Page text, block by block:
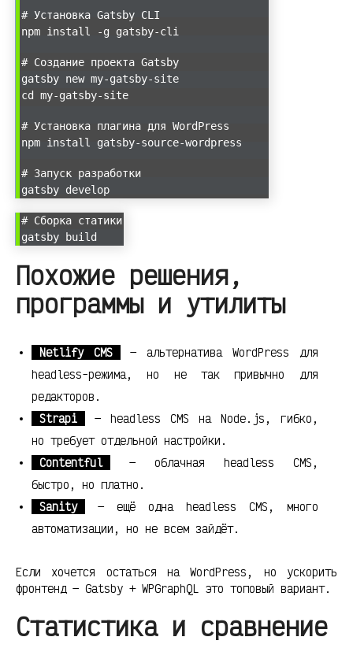
# Установка Gatsby CLI
npm install -g gatsby-cli
# Создание проекта Gatsby
gatsby new my-gatsby-site
cd my-gatsby-site
# Установка плагина для WordPress
npm install gatsby-source-wordpress
# Запуск разработки
gatsby develop
# Сборка статики
gatsby build
Похожие решения,
программы и утилиты
Netlify CMS
— альтернатива WordPress для
headless-режима, но не так привычно для
редакторов.
Strapi
— headless CMS на Node.js, гибко,
но требует отдельной настройки.
Contentful
— облачная headless CMS,
быстро, но платно.
Sanity
— ещё одна headless CMS, много
автоматизации, но не всем зайдёт.
Если хочется остаться на WordPress, но ускорить
фронтенд — Gatsby + WPGraphQL это топовый вариант.
Статистика и сравнение